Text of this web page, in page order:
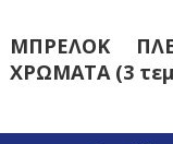
ΜΠΡΕΛΟΚ
ΧΡΩΜΑΤΑ (3